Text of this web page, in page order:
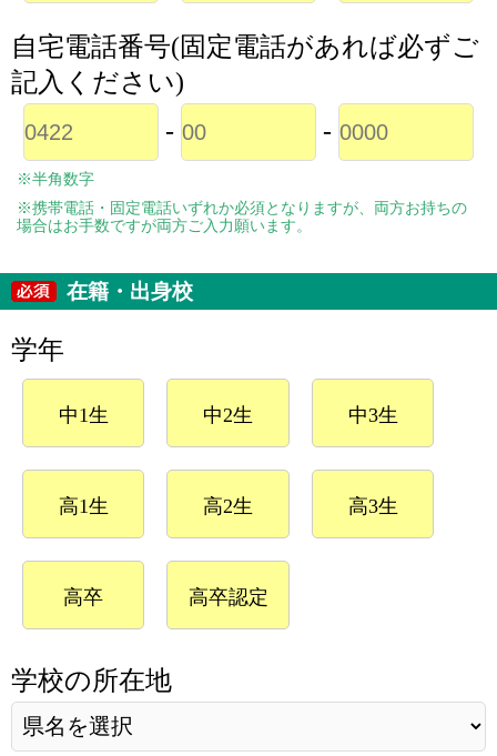
自宅電話番号(固定電話があれば必ずご
記入ください)
-
-
※半角数字
※携帯電話・固定電話いずれか必須となりますが、両方お持ちの
場合はお手数ですが両方ご入力願います。
在籍・出身校
学年
中1生 中2生 中3生
高1生 高2生 高3生
高卒 高卒認定
学校の所在地